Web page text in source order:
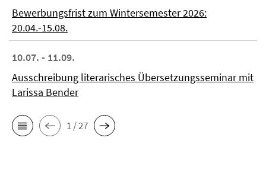
Bewerbungsfrist zum Wintersemester 2026:
20.04.-15.08.
10.07. - 11.09.
Ausschreibung literarisches Übersetzungsseminar mit
Larissa Bender
1 / 27